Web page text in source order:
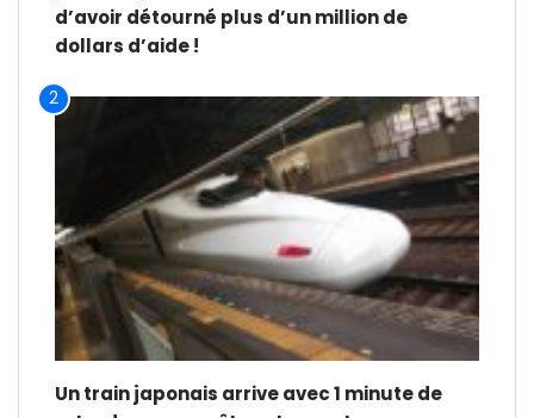
d’avoir détourné plus d’un million de
dollars d’aide !
2
Un train japonais arrive avec 1 minute de